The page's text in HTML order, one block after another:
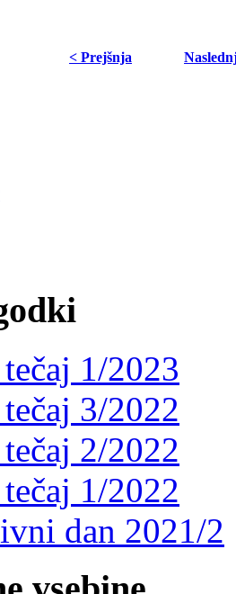
< Prejšnja
1/2023
3/2022
2/2022
1/2022
dan 2021/2